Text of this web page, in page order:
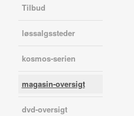
Tilbud
løssalgssteder
kosmos-serien
magasin-oversigt
dvd-oversigt